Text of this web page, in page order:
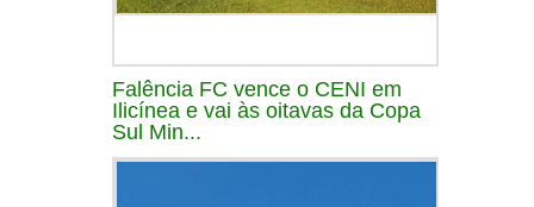
Falência FC vence o CENI em
Ilicínea e vai às oitavas da Copa
Sul Min...